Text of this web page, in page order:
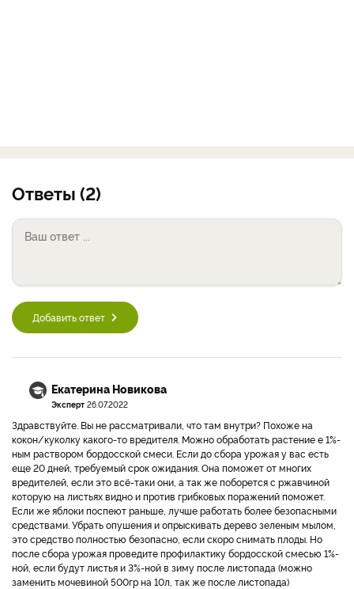
Ответы (2)
Добавить ответ
Екатерина Новикова
Эксперт 26.07.2022
Здравствуйте. Вы не рассматривали, что там внутри? Похоже на
кокон/куколку какого-то вредителя. Можно обработать растение е 1%-
ным раствором бордосской смеси. Если до сбора урожая у вас есть
еще 20 дней, требуемый срок ожидания. Она поможет от многих
вредителей, если это всё-таки они, а так же поборется с ржавчиной
которую на листьях видно и против грибковых поражений поможет.
Если же яблоки поспеют раньше, лучше работать более безопасными
средствами. Убрать опушения и опрыскивать дерево зеленым мылом,
это средство полностью безопасно, если скоро снимать плоды. Но
после сбора урожая проведите профилактику бордосской смесью 1%-
ной, если будут листья и 3%-ной в зиму после листопада (можно
заменить мочевиной 500гр на 10л, так же после листопада)